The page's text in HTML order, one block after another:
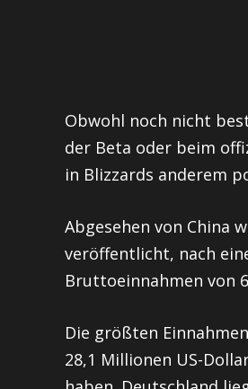
Obwohl noch nicht
der Beta oder beim
in Blizzards anderem
Abgesehen von China
veröffentlicht, nach
Bruttoeinnahmen von
Die größten
28,1 Millionen US-